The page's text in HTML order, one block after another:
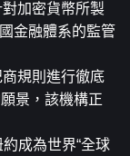
加密貨幣所製
金融體系的監管
規則進行徹底
景，該機構正
成為世界“全球